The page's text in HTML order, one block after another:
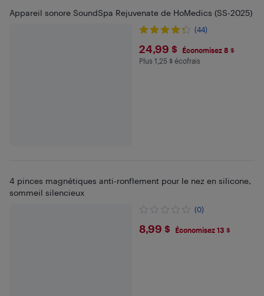
Appareil sonore SoundSpa Rejuvenate de HoMedics (SS-2025)
(44)
$24.99
24,99 $ Économisez 8 $
Plus 1.25 $ en écofrais
Plus 1,25 $ écofrais
4 pinces magnétiques anti-ronflement pour le nez en silicone,
sommeil silencieux
(0)
$8.99
8,99 $ Économisez 13 $